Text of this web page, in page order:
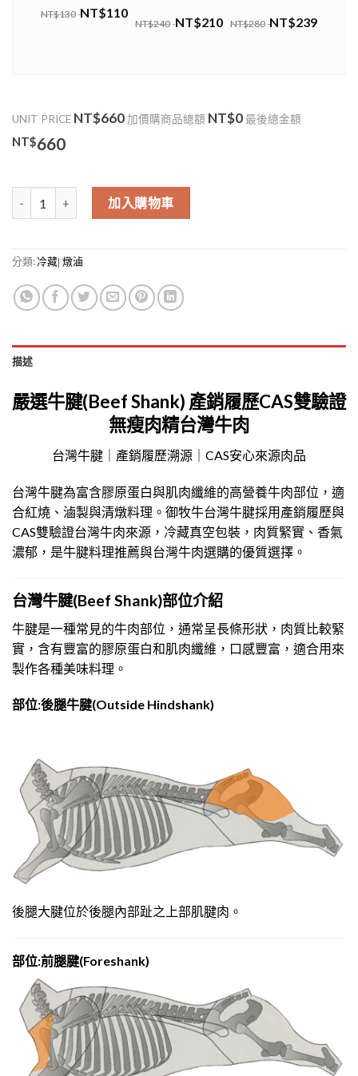
NT$130 NT$110
NT$240 NT$210 NT$280 NT$239
UNIT PRICE NT$660加價購商品總額 NT$0 最後總金額
NT$660
產銷履歷CAS雙驗證無瘦肉精台灣牛特選牛腱(Beef Shank) 數量
加入購物車
分類: 冷藏| 燉滷
描述
嚴選牛腱(Beef Shank) 產銷履歷CAS雙驗證
無瘦肉精台灣牛肉
台灣牛腱｜產銷履歷溯源｜CAS安心來源肉品
台灣牛腱為富含膠原蛋白與肌肉纖維的高營養牛肉部位，適
合紅燒、滷製與清燉料理。御牧牛台灣牛腱採用產銷履歷與
CAS雙驗證台灣牛肉來源，冷藏真空包裝，肉質緊實、香氣
濃郁，是牛腱料理推薦與台灣牛肉選購的優質選擇。
台灣牛腱(Beef Shank)部位介紹
牛腱是一種常見的牛肉部位，通常呈長條形狀，肉質比較緊
實，含有豐富的膠原蛋白和肌肉纖維，口感豐富，適合用來
製作各種美味料理。
部位:後腿牛腱(Outside Hindshank)
後腿大腱位於後腿內部趾之上部肌腱肉。
部位:前腿腱(Foreshank)